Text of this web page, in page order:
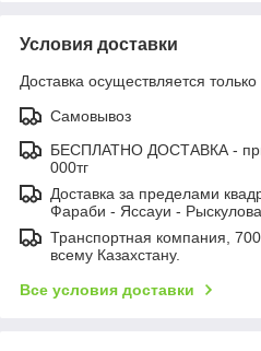
Условия доставки
Доставка осуществляется
Самовывоз
БЕСПЛАТНО ДОСТАВКА -
000тг
Доставка за пределами
Фараби - Яссауи -
Транспортная компания,
всему Казахстану.
Все условия доставки